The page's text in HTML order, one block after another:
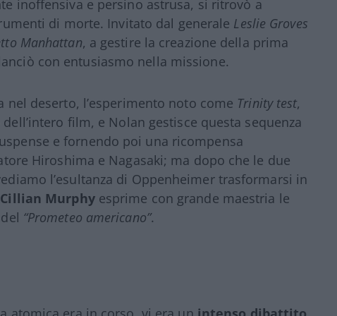
inoffensiva e persino astrusa, si ritrovò a
di morte. Invitato dal generale Leslie Groves
Manhattan, a gestire la creazione della prima
con entusiasmo nella missione.
deserto, l’esperimento noto come Trinity test,
film, e Nolan gestisce questa sequenza
e fornendo poi una ricompensa
Hiroshima e Nagasaki; ma dopo che le due
l’esultanza di Oppenheimer trasformarsi in
Cillian Murphyesprime con grande maestria le
“Prometeo americano”.